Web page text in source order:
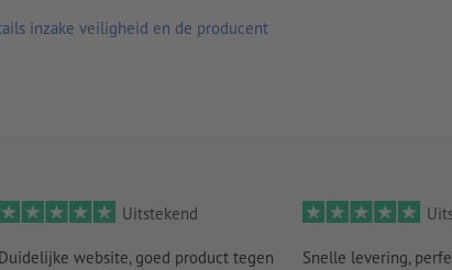
inzake veiligheid en de producent
Uitstekend
Duidelijke website, goed product tegen
Snelle levering,